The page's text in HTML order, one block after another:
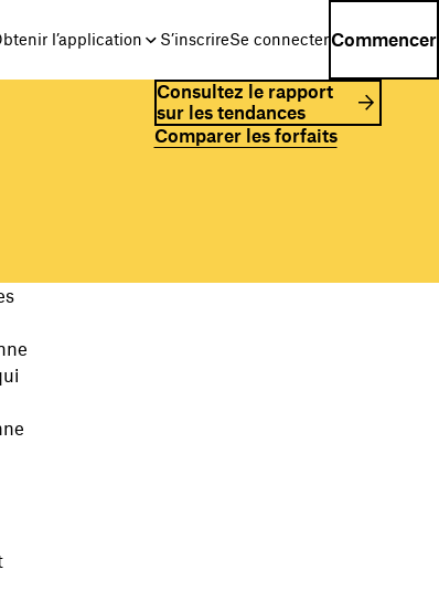
l’application S’inscrireSe connecterCommencer
Consultez le rapport
sur les tendances
Comparer les forfaits